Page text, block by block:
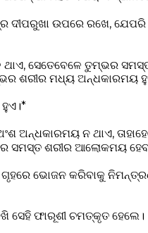
ଦୀପରୁଖା ଉପରେ ରଖେ,
ସେତେବେଳେ ତୁମ୍ଭର
ଶରୀର ମଧ୍ୟ ଅନ୍ଧକାରମୟ
ନ ଥାଏ,
ଶରୀର ଆଲୋକମୟ
ଗୃହରେ ଭୋଜନ କରିବାକୁ
ସେହି ଫାରୂଶୀ ଚମତ୍କୃତ ହେଲେ।